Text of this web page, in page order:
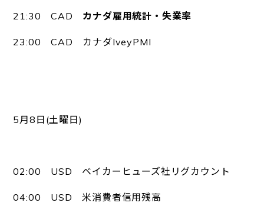
21:30 CAD カナダ雇用統計・失業率
23:00 CAD カナダIveyPMI
5月8日(土曜日)
02:00 USD ベイカーヒューズ社リグカウント
04:00 USD 米消費者信用残高